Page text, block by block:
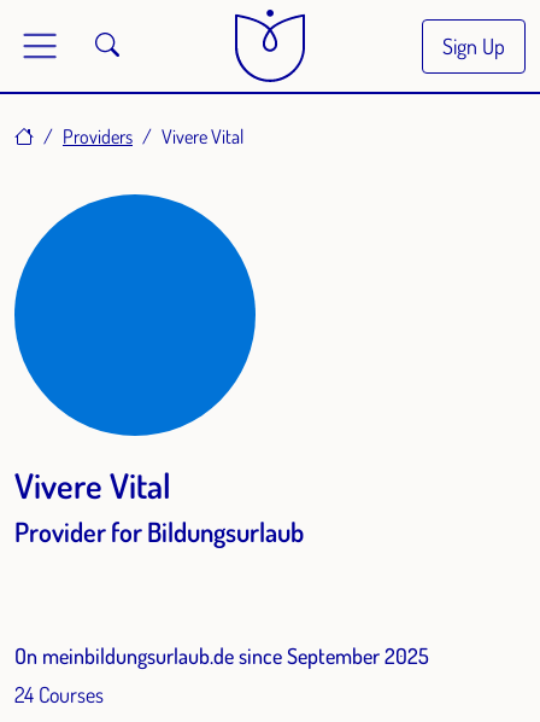
Sign Up
HomeProviders Vivere Vital
Vivere Vital
Provider for Bildungsurlaub
On meinbildungsurlaub.de since September 2025
24 Courses